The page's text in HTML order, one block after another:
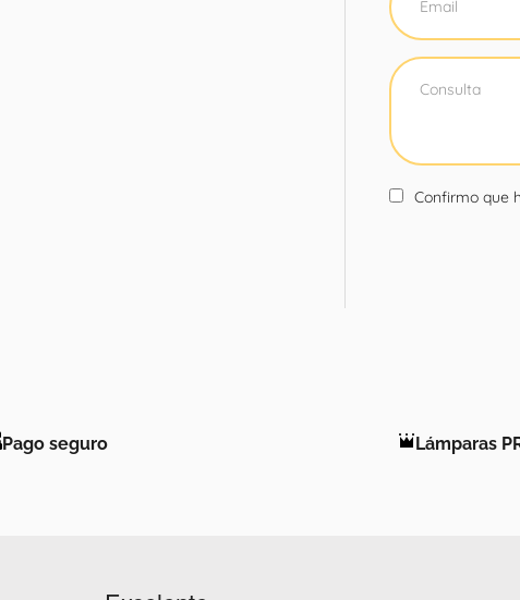
Confirmo que
Pago seguro Lámparas